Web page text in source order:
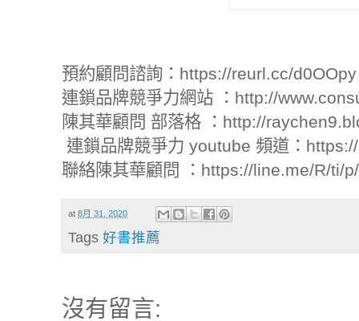
預約顧問諮詢：https://reurl.cc/
連鎖品牌競爭力網站 ：http://
陳其華顧問 部落格 ：http://
連鎖品牌競爭力 youtube 頻道：
聯絡陳其華顧問 ：https://line.me/R/ti/
at8月 31, 2020
Tags好書推薦
沒有留言: